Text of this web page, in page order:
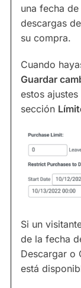
una fecha
descargas
su compra.
Cuando
Guardar
estos
sección
Si un
de la fecha
Descargar o
está